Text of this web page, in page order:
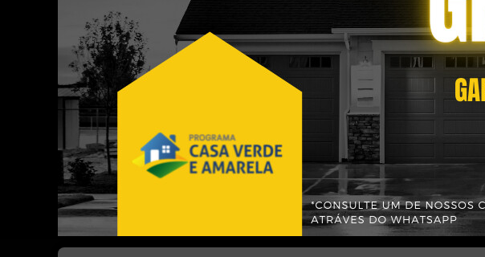
Valores
Tem Financiamento:
Sim
Aceita Financiamento:
Sim